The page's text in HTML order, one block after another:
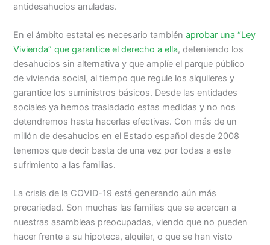
antidesahucios anuladas.
En el ámbito estatal es necesario tambiénaprobar una “Ley
Vivienda” que garantice el derecho a ella, deteniendo los
desahucios sin alternativa y que amplíe el parque público
de vivienda social, al tiempo que regule los alquileres y
garantice los suministros básicos. Desde las entidades
sociales ya hemos trasladado estas medidas y no nos
detendremos hasta hacerlas efectivas. Con más de un
millón de desahucios en el Estado español desde 2008
tenemos que decir basta de una vez por todas a este
sufrimiento a las familias.
La crisis de la COVID-19 está generando aún más
precariedad. Son muchas las familias que se acercan a
nuestras asambleas preocupadas, viendo que no pueden
hacer frente a su hipoteca, alquiler, o que se han visto